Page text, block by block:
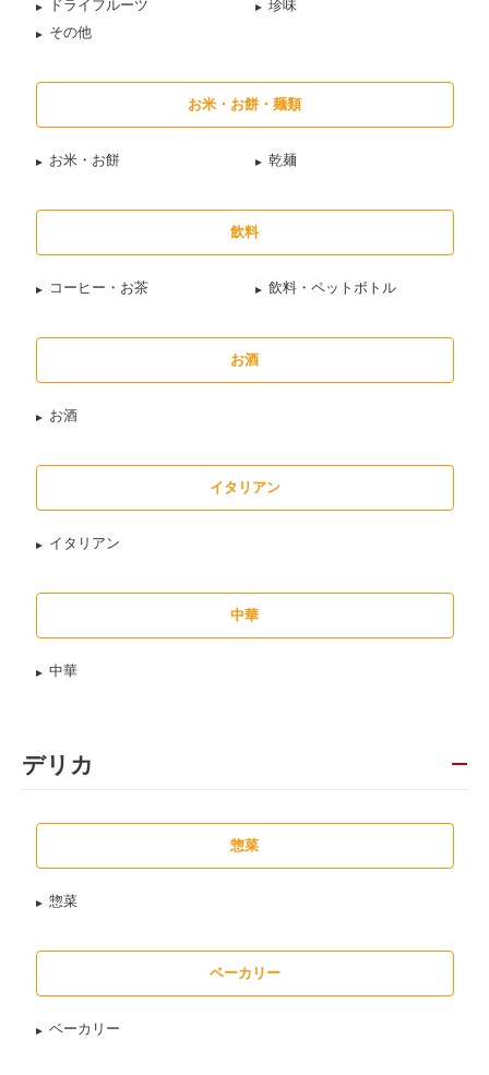
ドライフルーツ
珍味
その他
お米・お餅・麺類
お米・お餅 乾麺
飲料
コーヒー・お茶 飲料・ペットボトル
お酒
お酒
イタリアン
イタリアン
中華
中華
デリカ
惣菜
惣菜
ベーカリー
ベーカリー